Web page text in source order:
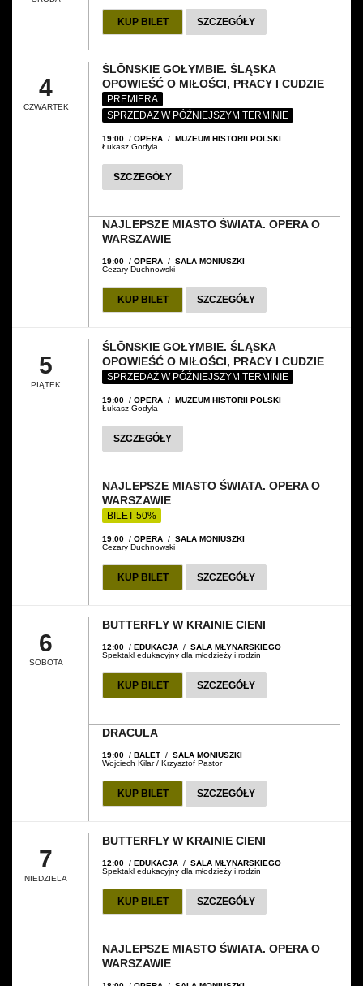
Wynajem kostiumów
Wynajem rekwizytów
Fundusze unijne
Dotacje celowe
KUP BILET SZCZEGÓŁY
4
CZWARTEK
ŚLŌNSKIE GOŁYMBIE. ŚLĄSKA
OPOWIEŚĆ O MIŁOŚCI, PRACY I CUDZIE
PREMIERA
SPRZEDAŻ W PÓŹNIEJSZYM TERMINIE
19:00 / OPERA / MUZEUM HISTORII POLSKI
Łukasz Godyla
SZCZEGÓŁY
NAJLEPSZE MIASTO ŚWIATA. OPERA O
WARSZAWIE
19:00 / OPERA / SALA MONIUSZKI
Cezary Duchnowski
KUP BILET SZCZEGÓŁY
5
PIĄTEK
ŚLŌNSKIE GOŁYMBIE. ŚLĄSKA
OPOWIEŚĆ O MIŁOŚCI, PRACY I CUDZIE
SPRZEDAŻ W PÓŹNIEJSZYM TERMINIE
19:00 / OPERA / MUZEUM HISTORII POLSKI
Łukasz Godyla
SZCZEGÓŁY
NAJLEPSZE MIASTO ŚWIATA. OPERA O
WARSZAWIE
BILET 50%
19:00 / OPERA / SALA MONIUSZKI
Cezary Duchnowski
KUP BILET SZCZEGÓŁY
6
SOBOTA
BUTTERFLY W KRAINIE CIENI
12:00 / EDUKACJA / SALA MŁYNARSKIEGO
Spektakl edukacyjny dla młodzieży i rodzin
KUP BILET SZCZEGÓŁY
DRACULA
19:00 / BALET / SALA MONIUSZKI
Wojciech Kilar / Krzysztof Pastor
KUP BILET SZCZEGÓŁY
7
NIEDZIELA
BUTTERFLY W KRAINIE CIENI
12:00 / EDUKACJA / SALA MŁYNARSKIEGO
Spektakl edukacyjny dla młodzieży i rodzin
KUP BILET SZCZEGÓŁY
NAJLEPSZE MIASTO ŚWIATA. OPERA O
WARSZAWIE